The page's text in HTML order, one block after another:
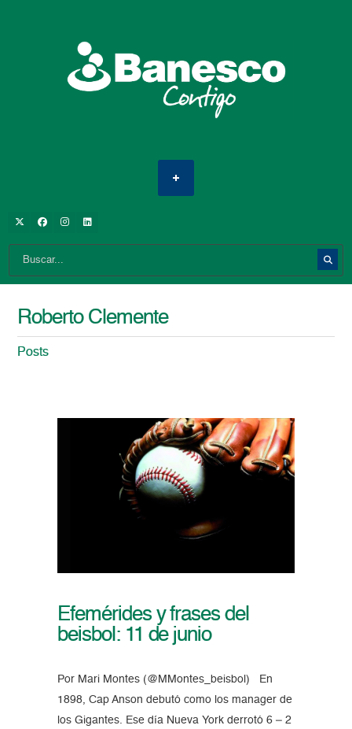
Roberto Clemente
Posts
Efemérides y frases del
beisbol: 11 de junio
Por Mari Montes (@MMontes_beisbol) En
1898, Cap Anson debutó como los manager de
los Gigantes. Ese día Nueva York derrotó 6 – 2